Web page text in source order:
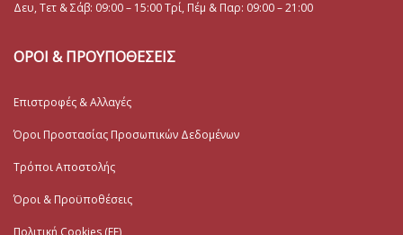
Δευ, Τετ & Σάβ: 09:00 – 15:00 Τρί, Πέμ & Παρ: 09:00 – 21:00
ΟΡΟΙ & ΠΡΟΥΠΟΘΕΣΕΙΣ
Επιστροφές & Αλλαγές
Όροι Προστασίας Προσωπικών Δεδομένων
Τρόποι Αποστολής
Όροι & Προϋποθέσεις
Πολιτική Cookies (ΕΕ)